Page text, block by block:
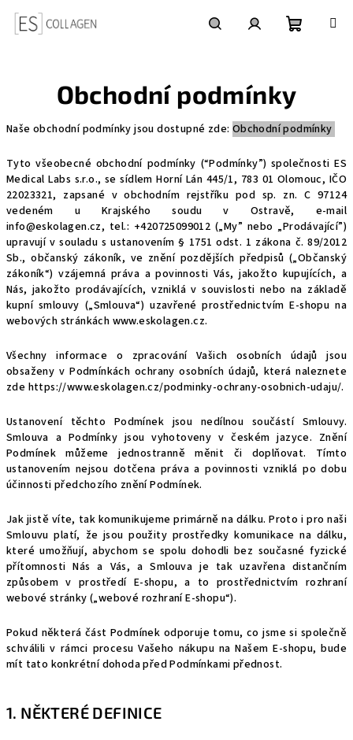
obsah
košík
Obchodní podmínky
Naše obchodní podmínky jsou dostupné zde: Obchodní podmínky
Tyto všeobecné obchodní podmínky (“Podmínky”) společnosti ES
Medical Labs s.r.o., se sídlem Horní Lán 445/1, 783 01 Olomouc, IČO
22023321, zapsané v obchodním rejstříku pod sp. zn. C 97124
vedeném u Krajského soudu v Ostravě, e-mail
info@eskolagen.cz, tel.: +420725099012 („My” nebo „Prodávající”)
upravují v souladu s ustanovením § 1751 odst. 1 zákona č. 89/2012
Sb., občanský zákoník, ve znění pozdějších předpisů („Občanský
zákoník“) vzájemná práva a povinnosti Vás, jakožto kupujících, a
Nás, jakožto prodávajících, vzniklá v souvislosti nebo na základě
kupní smlouvy („Smlouva“) uzavřené prostřednictvím E-shopu na
webových stránkách www.eskolagen.cz.
Všechny informace o zpracování Vašich osobních údajů jsou
obsaženy v Podmínkách ochrany osobních údajů, která naleznete
zde https://www.eskolagen.cz/podminky-ochrany-osobnich-udaju/.
Ustanovení těchto Podmínek jsou nedílnou součástí Smlouvy.
Smlouva a Podmínky jsou vyhotoveny v českém jazyce. Znění
Podmínek můžeme jednostranně měnit či doplňovat. Tímto
ustanovením nejsou dotčena práva a povinnosti vzniklá po dobu
účinnosti předchozího znění Podmínek.
Jak jistě víte, tak komunikujeme primárně na dálku. Proto i pro naši
Smlouvu platí, že jsou použity prostředky komunikace na dálku,
které umožňují, abychom se spolu dohodli bez současné fyzické
přítomnosti Nás a Vás, a Smlouva je tak uzavřena distančním
způsobem v prostředí E-shopu, a to prostřednictvím rozhraní
webové stránky („webové rozhraní E-shopu“).
Pokud některá část Podmínek odporuje tomu, co jsme si společně
schválili v rámci procesu Vašeho nákupu na Našem E-shopu, bude
mít tato konkrétní dohoda před Podmínkami přednost.
1. NĚKTERÉ DEFINICE